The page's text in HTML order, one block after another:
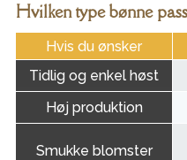
Hvilken type bønne
Hvis du ønsker
Tidlig og enkel høst
Høj produktion
Smukke blomster